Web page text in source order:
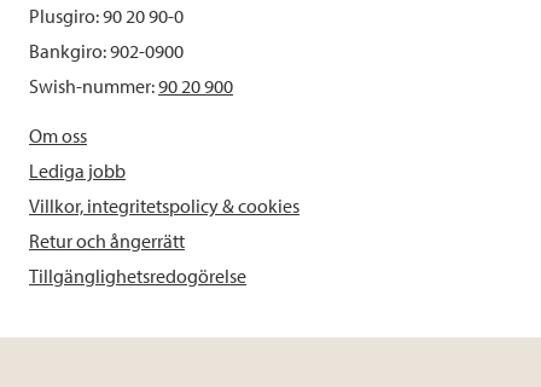
Plusgiro: 90 20 90-0
Bankgiro: 902-0900
Swish-nummer:90 20 900
Om oss
Lediga jobb
Villkor, integritetspolicy & cookies
Retur och ångerrätt
Tillgänglighetsredogörelse